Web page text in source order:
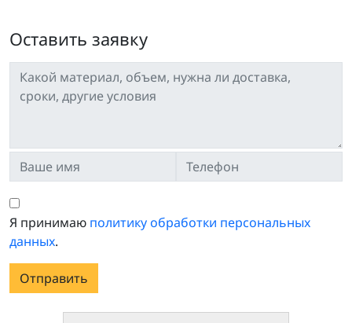
Оставить заявку
Я принимаю политику обработки персональных
данных.
Отправить